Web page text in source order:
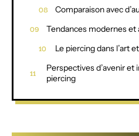
Comparaison avec
Tendances modernes et
Le piercing dans l’art
Perspectives d’avenir et
piercing